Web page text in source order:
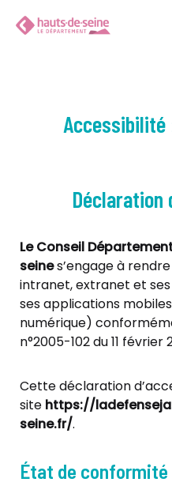
Accessibilité
Déclaration
Le Conseil
seines’engage à
intranet, extranet et
ses applications
numérique)
n°2005-102 du 11 février
Cette déclaration
site https://
seine.fr/.
État de conformité